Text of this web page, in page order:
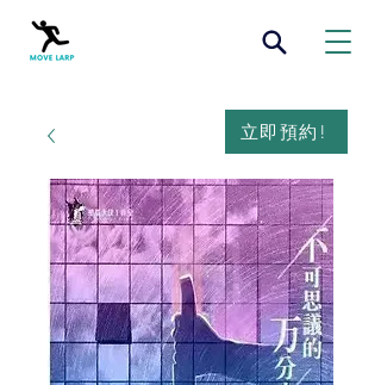
立即預約!